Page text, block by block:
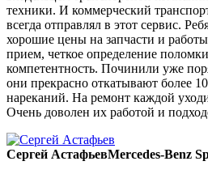
техники. И коммерческий
всегда отправлял в этот сервис.
хорошие цены на запчасти и
прием, четкое определение
компетентность. Починили уже
они прекрасно откатывают более
нареканий. На ремонт каждой
Очень доволен их работой и
Сергей АстафьевMercedes-Benz